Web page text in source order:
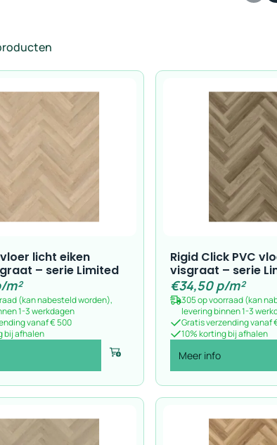
vloer licht eiken
– serie Limited
(kan nabesteld worden),
1-3 werkdagen
vanaf € 500
bij afhalen
Voeg toe
Rigid Click PVC
visgraat – serie
€34,50p/m²
305 op voorraad (kan
levering binnen 1-3
Gratis verzending vanaf
10% korting bij afhalen
Meer info